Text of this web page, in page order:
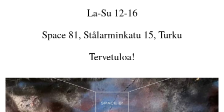
La-Su 12-16
Space 81, Stålarminkatu 15, Turku
Tervetuloa!